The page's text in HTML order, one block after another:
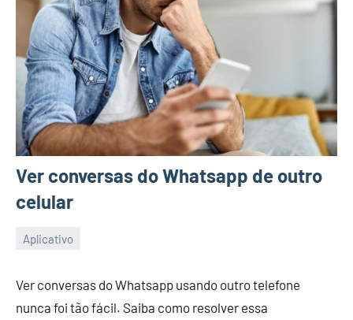
Ver conversas do Whatsapp de outro
celular
Aplicativo
27/12/2023
Vanessa
Ver conversas do Whatsapp usando outro telefone
nunca foi tão fácil. Saiba como resolver essa